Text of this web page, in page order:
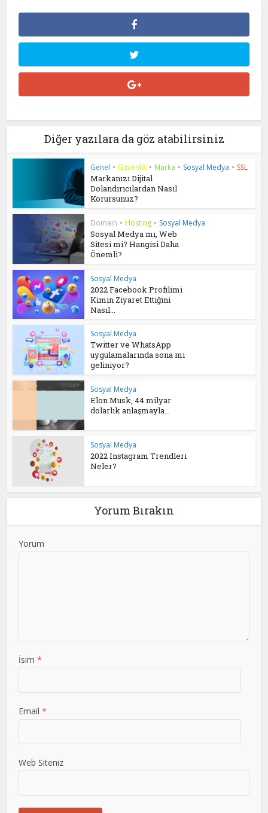
Diğer yazılara da göz atabilirsiniz
Genel • Güvenlik • Marka • Sosyal Medya • SSL
Markanızı Dijital
Dolandırıcılardan Nasıl
Korursunuz?
Domain • Hosting • Sosyal Medya
Sosyal Medya mı, Web
Sitesi mi? Hangisi Daha
Önemli?
Sosyal Medya
2022 Facebook Profilimi
Kimin Ziyaret Ettiğini
Nasıl...
Sosyal Medya
Twitter ve WhatsApp
uygulamalarında sona mı
geliniyor?
Sosyal Medya
Elon Musk, 44 milyar
dolarlık anlaşmayla...
Sosyal Medya
2022 Instagram Trendleri
Neler?
Yorum Bırakın
Yorum
İsim *
Email *
Web Siteniz